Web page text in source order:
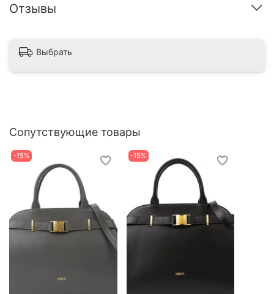
Отзывы
Выбрать
Сопутствующие товары
-15% -15%